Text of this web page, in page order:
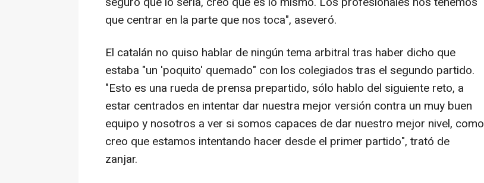
que centrar en la parte que nos toca", aseveró.
El catalán no quiso hablar de ningún tema arbitral tras haber dicho que
estaba "un 'poquito' quemado" con los colegiados tras el segundo partido.
"Esto es una rueda de prensa prepartido, sólo hablo del siguiente reto, a
estar centrados en intentar dar nuestra mejor versión contra un muy buen
equipo y nosotros a ver si somos capaces de dar nuestro mejor nivel, como
creo que estamos intentando hacer desde el primer partido", trató de
zanjar.